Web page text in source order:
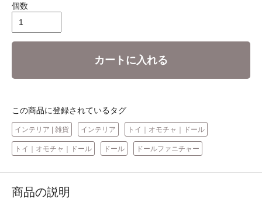
個数
カートに入れる
この商品に登録されているタグ
インテリア | 雑貨 インテリア トイ｜オモチャ｜ドール
トイ｜オモチャ｜ドール ドール ドールファニチャー
商品の説明